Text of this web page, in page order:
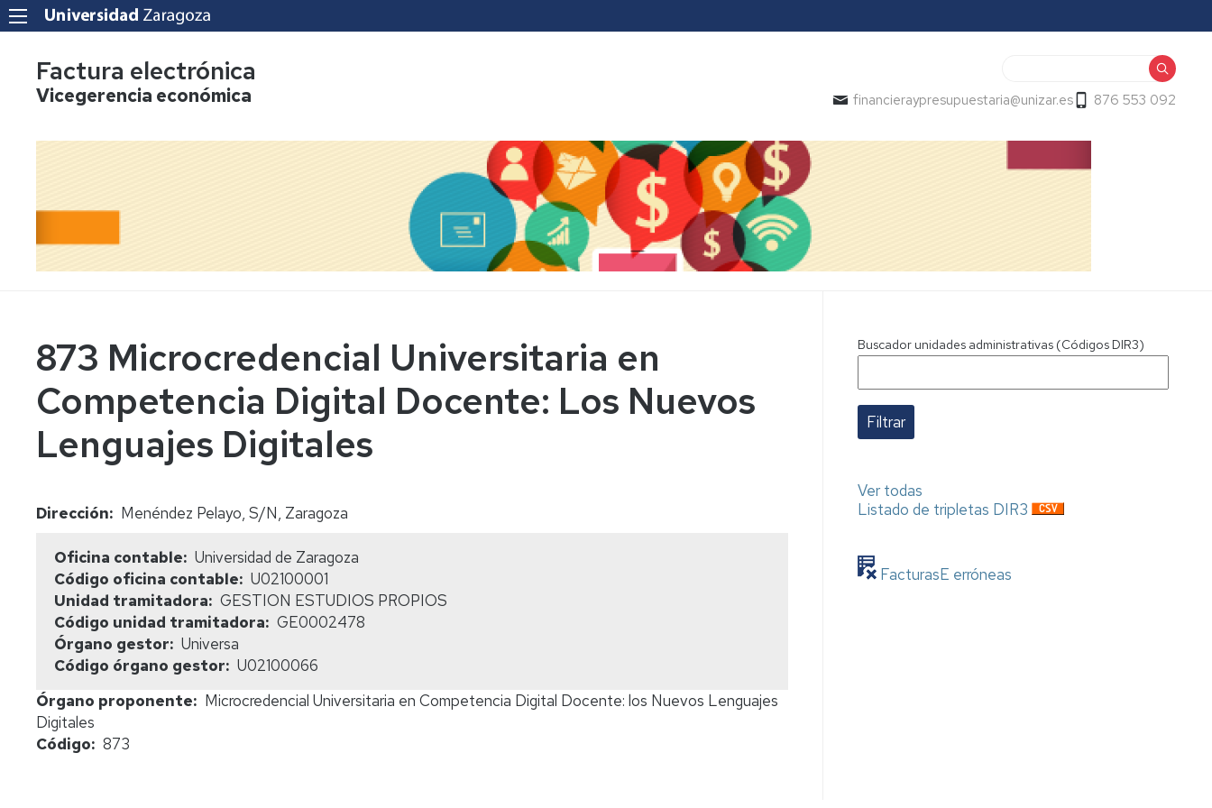
Factura electrónica
Vicegerencia económica financieraypresupuestaria@unizar.es 876 553 092
873 Microcredencial Universitaria en
Competencia Digital Docente: Los Nuevos
Lenguajes Digitales
Dirección Menéndez Pelayo, S/N, Zaragoza
Oficina contable
Universidad de Zaragoza
Código oficina contable
U02100001
Unidad tramitadora
GESTION ESTUDIOS PROPIOS
Código unidad tramitadora
GE0002478
Órgano gestor
Universa
Código órgano gestor
U02100066
Órgano proponente
Microcredencial Universitaria en Competencia Digital Docente: los Nuevos Lenguajes
Digitales
Código
873
Buscador unidades administrativas (Códigos DIR3)
Ver todas
Listado de tripletas DIR3
FacturasE erróneas